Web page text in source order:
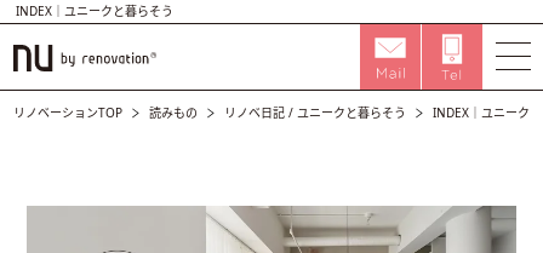
INDEX｜ユニークと暮らそう
リノベーションTOP 読みもの リノベ日記 /ユニークと暮らそう INDEX｜ユニーク